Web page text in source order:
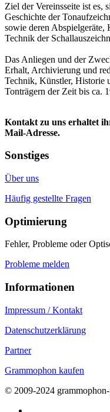
Ziel der Vereinsseite ist es,
Geschichte der
sowie deren Abspielgeräte,
Technik der
Das Anliegen und der
Erhalt, Archivierung und
Technik, Künstler, Historie
Tonträgern der Zeit bis ca.
Kontakt zu uns erhaltet
Mail-Adresse.
Sonstiges
Über uns
Häufig gestellte Fragen
Optimierung
Fehler, Probleme oder
Probleme melden
Informationen
Impressum / Kontakt
Datenschutzerklärung
Partner
Grammophon kaufen
© 2009-2024